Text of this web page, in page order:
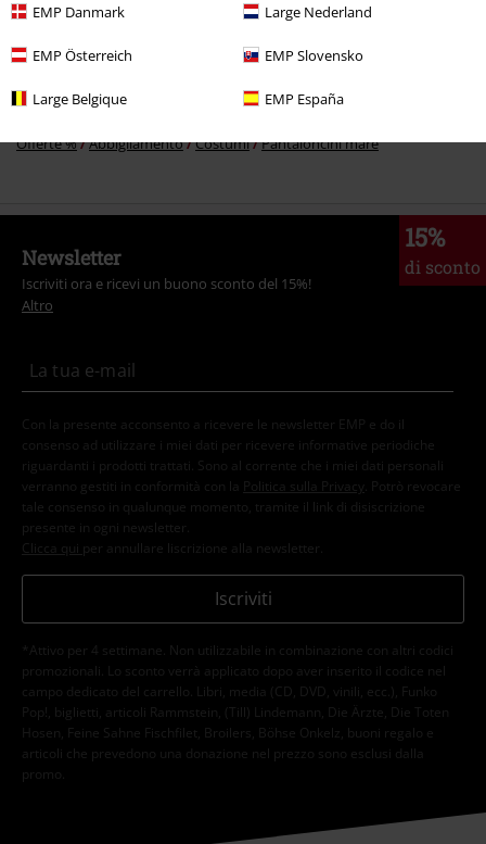
EMP Danmark Large Nederland
EMP Österreich EMP Slovensko
Large Belgique EMP España
Uomo Esclusiva
Uomo Abbigliamento Pantaloncini mare
Uomo Marche EMP
Offerte % Abbigliamento Costumi Pantaloncini mare
15%
di sconto
Newsletter
Iscriviti ora e ricevi un buono sconto del 15%!
Altro
Con la presente acconsento a ricevere le newsletter EMP e do il
consenso ad utilizzare i miei dati per ricevere informative periodiche
riguardanti i prodotti trattati. Sono al corrente che i miei dati personali
verranno gestiti in conformità con la
Politica sulla Privacy
. Potrò revocare
tale consenso in qualunque momento, tramite il link di disiscrizione
presente in ogni newsletter.
Clicca qui per annullare liscrizione alla newsletter.
Iscriviti
*Attivo per 4 settimane. Non utilizzabile in combinazione con altri codici
promozionali. Lo sconto verrà applicato dopo aver inserito il codice nel
campo dedicato del carrello. Libri, media (CD, DVD, vinili, ecc.), Funko
Pop!, biglietti, articoli Rammstein, (Till) Lindemann, Die Ärzte, Die Toten
Hosen, Feine Sahne Fischfilet, Broilers, Böhse Onkelz, buoni regalo e
articoli che prevedono una donazione nel prezzo sono esclusi dalla
promo.